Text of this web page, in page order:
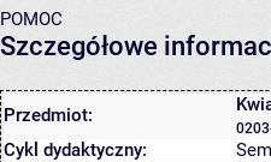
POMOC
Szczegółowe
Przedmiot:
Cykl dydaktyczny: